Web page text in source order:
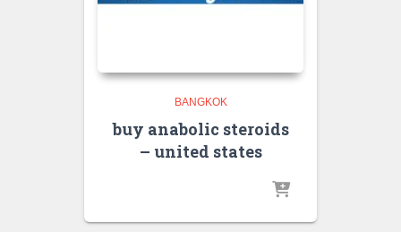
BANGKOK
buy anabolic steroids
– united states